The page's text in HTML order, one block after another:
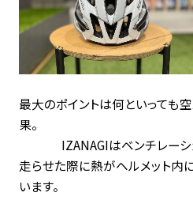
最大のポイントは何といっても
IZANAGIはベンチレーショ
走らせた際に熱がヘルメット内
います。